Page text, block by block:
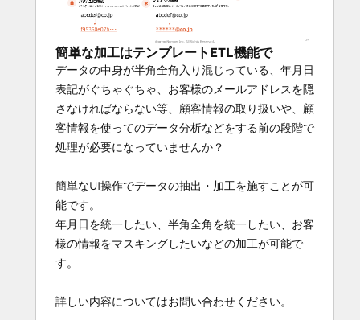
簡単な加工はテンプレートETL機能で
データの中身が半角全角入り混じっている、年月日
表記がぐちゃぐちゃ、お客様のメールアドレスを隠
さなければならない等、顧客情報の取り扱いや、顧
客情報を使ってのデータ分析などをする前の段階で
処理が必要になっていませんか？
簡単なUI操作でデータの抽出・加工を施すことが可
能です。
年月日を統一したい、半角全角を統一したい、お客
様の情報をマスキングしたいなどの加工が可能で
す。
詳しい内容についてはお問い合わせください。